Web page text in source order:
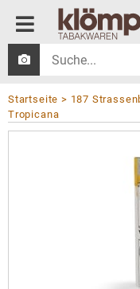
Startseite 187
Tropicana